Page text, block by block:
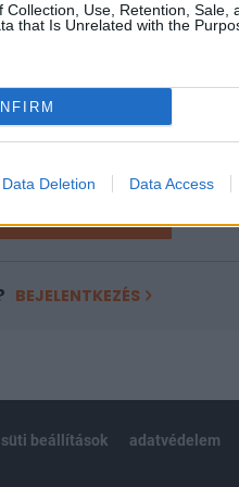
Collection, Use, Retention, Sale,
that Is Unrelated with the
Data Deletion Data Access
hírarchívumához tartozik,
BEJELENTKEZÉS
süti beállítások adatvédelem